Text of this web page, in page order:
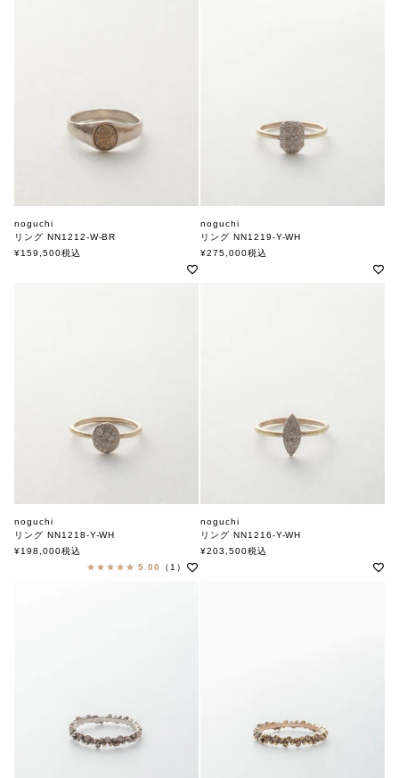
noguchi
リング NN1212-W-BR
ノグチ
¥159,500税込
noguchi
リング NN1219-Y-WH
ノグチ
¥275,000税込
noguchi
リング NN1218-Y-WH
ノグチ
¥198,000税込
5.00
（1）
noguchi
リング NN1216-Y-WH
ノグチ
¥203,500税込